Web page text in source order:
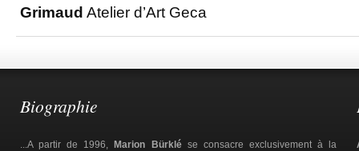
Grimaud Atelier d’Art Geca
Biographie
...A partir de 1996, Marion Bürklése consacre exclusivement à la